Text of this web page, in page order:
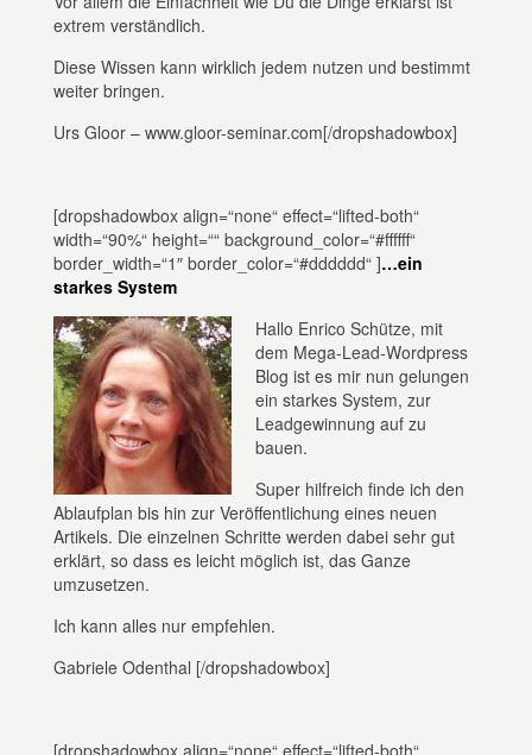
extrem verständlich.
Diese Wissen kann wirklich jedem nutzen und bestimmt
weiter bringen.
Urs Gloor – www.gloor-seminar.com[/dropshadowbox]
[dropshadowbox align=“none“ effect=“lifted-both“
width=“90%“ height=““ background_color=“#ffffff“
border_width=“1″ border_color=“#dddddd“ ]…ein
starkes System
Hallo Enrico Schütze, mit
dem Mega-Lead-Wordpress
Blog ist es mir nun gelungen
ein starkes System, zur
Leadgewinnung auf zu
bauen.
Super hilfreich finde ich den
Ablaufplan bis hin zur Veröffentlichung eines neuen
Artikels. Die einzelnen Schritte werden dabei sehr gut
erklärt, so dass es leicht möglich ist, das Ganze
umzusetzen.
Ich kann alles nur empfehlen.
Gabriele Odenthal [/dropshadowbox]
[dropshadowbox align=“none“ effect=“lifted-both“